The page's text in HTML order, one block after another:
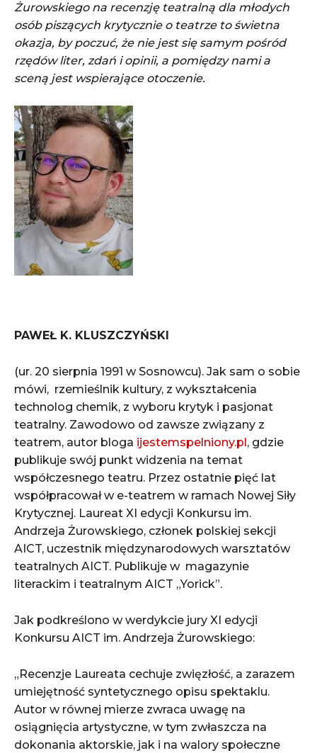
Żurowskiego na recenzję teatralną dla młodych
osób piszących krytycznie o teatrze to świetna
okazja, by poczuć, że nie jest się samym pośród
rzędów liter, zdań i opinii, a pomiędzy nami a
sceną jest wspierające otoczenie.
PAWEŁ K. KLUSZCZYŃSKI
(ur. 20 sierpnia 1991 w Sosnowcu). Jak sam o sobie
mówi, rzemieślnik kultury, z wykształcenia
technolog chemik, z wyboru krytyk i pasjonat
teatralny. Zawodowo od zawsze związany z
teatrem, autor bloga ijestemspelniony.pl , gdzie
publikuje swój punkt widzenia na temat
współczesnego teatru. Przez ostatnie pięć lat
współpracował w e-teatrem w ramach Nowej Siły
Krytycznej. Laureat XI edycji Konkursu im.
Andrzeja Żurowskiego, członek polskiej sekcji
AICT, uczestnik międzynarodowych warsztatów
teatralnych AICT. Publikuje w magazynie
literackim i teatralnym AICT „Yorick”.
Jak podkreślono w werdykcie jury XI edycji
Konkursu AICT im. Andrzeja Żurowskiego:
„Recenzje Laureata cechuje zwięzłość, a zarazem
umiejętność syntetycznego opisu spektaklu.
Autor w równej mierze zwraca uwagę na
osiągnięcia artystyczne, w tym zwłaszcza na
dokonania aktorskie, jak i na walory społeczne